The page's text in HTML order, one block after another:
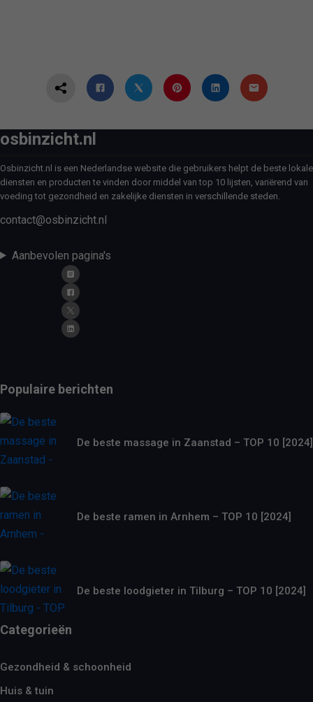
osbinzicht.nl
Osbinzicht.nl is een Nederlandse website die gebruikers helpt de beste lokale
diensten en producten te vinden door middel van top 10 lijsten, variërend van
voeding tot gezondheid en zakelijke diensten in verschillende steden.
contact@osbinzicht.nl
Aanbevolen pagina's
Populaire berichten
De beste massage in Zaanstad – TOP 10 [2024]
De beste ramen in Arnhem – TOP 10 [2024]
De beste loodgieter in Tilburg – TOP 10 [2024]
Categorieën
Gezondheid & schoonheid
Huis & tuin